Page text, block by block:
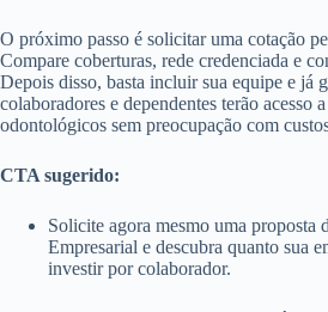
O próximo passo é solicitar uma cotação
Compare coberturas, rede credenciada e
Depois disso, basta incluir sua equipe e já
colaboradores e dependentes terão acesso
odontológicos sem preocupação com
CTA sugerido:
Solicite agora mesmo uma proposta
Empresarial e descubra quanto sua
investir por colaborador.